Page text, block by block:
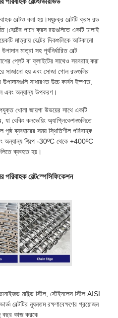
বেল্টও বলা হয়।মধুচক্র বেল্টটি ক্রস রড
পাশে ক্রস রডগুলিতে একটি ঢালাই
মাত্রায় বেল্টের দিকগুলিকে আটকানো
মাত্রা সহ পূর্বনির্ধারিত বেল্ট
প্লেট বা ফ্লাইটের সাথেও সরবরাহ করা
সাজানো হয় এবং সোজা গোল রডগুলির
উপাদানগুলি সাধারণত উচ্চ কার্বন ইস্পাত,
এবং অন্যান্য উপকরণ।
খোলা জায়গা উভয়ের সাথে একটি
বেকিং কনভেয়িং অ্যাপ্লিকেশনগুলিতে
ব্যবহারের সময় স্থিতিশীল পরিবাহক
অন্যান্য শিল্পে -30ºC থেকে +400ºC
ব্যবহৃত হয়।
পরিবাহক বেল্টস্পেসিফিকেশন
মাইল্ড স্টিল, স্টেইনলেস স্টিল AISI
বেল্টটির ন্যূনতম রক্ষণাবেক্ষণের প্রয়োজন
বছর কাজ করবে৷